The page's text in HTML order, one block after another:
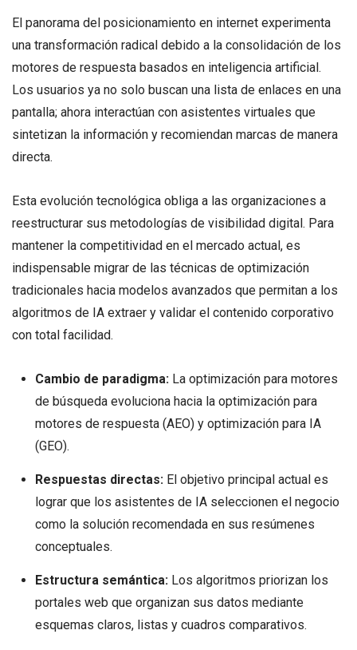
El panorama del posicionamiento en internet experimenta
una transformación radical debido a la consolidación de los
motores de respuesta basados en inteligencia artificial.
Los usuarios ya no solo buscan una lista de enlaces en una
pantalla; ahora interactúan con asistentes virtuales que
sintetizan la información y recomiendan marcas de manera
directa.
Esta evolución tecnológica obliga a las organizaciones a
reestructurar sus metodologías de visibilidad digital. Para
mantener la competitividad en el mercado actual, es
indispensable migrar de las técnicas de optimización
tradicionales hacia modelos avanzados que permitan a los
algoritmos de IA extraer y validar el contenido corporativo
con total facilidad.
Cambio de paradigma:La optimización para motores
de búsqueda evoluciona hacia la optimización para
motores de respuesta (AEO) y optimización para IA
(GEO).
Respuestas directas:El objetivo principal actual es
lograr que los asistentes de IA seleccionen el negocio
como la solución recomendada en sus resúmenes
conceptuales.
Estructura semántica:Los algoritmos priorizan los
portales web que organizan sus datos mediante
esquemas claros, listas y cuadros comparativos.